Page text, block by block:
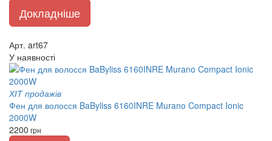
Докладніше
Арт. art67
У наявності
ХІТ продажів
Фен для волосся BaByliss 6160INRE Murano Compact Ionic
2000W
2200 грн